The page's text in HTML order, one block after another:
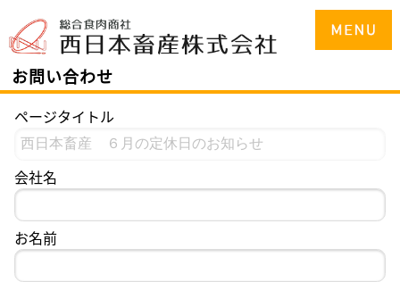
お問い合わせ
ページタイトル
会社名
お名前